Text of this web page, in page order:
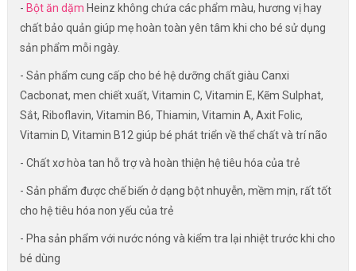
- Bột ăn dặm Heinz không chứa các phẩm màu, hương vị hay
chất bảo quản giúp mẹ hoàn toàn yên tâm khi cho bé sử dụng
sản phẩm mỗi ngày.
- Sản phẩm cung cấp cho bé hệ dưỡng chất giàu Canxi
Cacbonat, men chiết xuất, Vitamin C, Vitamin E, Kẽm Sulphat,
Sắt, Riboflavin, Vitamin B6, Thiamin, Vitamin A, Axit Folic,
Vitamin D, Vitamin B12 giúp bé phát triển về thể chất và trí não
- Chất xơ hòa tan hỗ trợ và hoàn thiện hệ tiêu hóa của trẻ
- Sản phẩm được chế biến ở dạng bột nhuyễn, mềm mịn, rất tốt
cho hệ tiêu hóa non yếu của trẻ
- Pha sản phẩm với nước nóng và kiểm tra lại nhiệt trước khi cho
bé dùng